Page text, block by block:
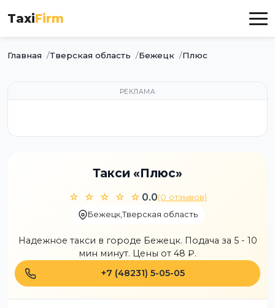
TaxiFirm
Главная Тверская область Бежецк Плюс
РЕКЛАМА
Такси «Плюс»
☆ ☆ ☆ ☆ ☆ 0.0(0 отзывов)
Бежецк,Тверская область
Надежное такси в городе Бежецк. Подача за 5 - 10
мин минут. Цены от 48 ₽.
+7 (48231) 5-05-05